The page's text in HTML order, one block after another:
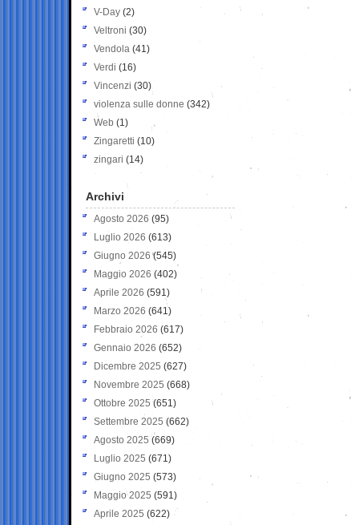
V-Day (2)
Veltroni (30)
Vendola (41)
Verdi (16)
Vincenzi (30)
violenza sulle donne (342)
Web (1)
Zingaretti (10)
zingari (14)
Archivi
Agosto 2026 (95)
Luglio 2026 (613)
Giugno 2026 (545)
Maggio 2026 (402)
Aprile 2026 (591)
Marzo 2026 (641)
Febbraio 2026 (617)
Gennaio 2026 (652)
Dicembre 2025 (627)
Novembre 2025 (668)
Ottobre 2025 (651)
Settembre 2025 (662)
Agosto 2025 (669)
Luglio 2025 (671)
Giugno 2025 (573)
Maggio 2025 (591)
Aprile 2025 (622)